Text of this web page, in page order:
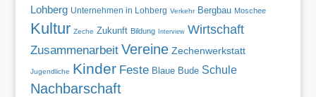
Lohberg Unternehmen in Lohberg Verkehr Bergbau Moschee
Kultur Zeche Zukunft Bildung Interview Wirtschaft
Zusammenarbeit Vereine Zechenwerkstatt
Jugendliche Kinder Feste Blaue Bude Schule
Nachbarschaft